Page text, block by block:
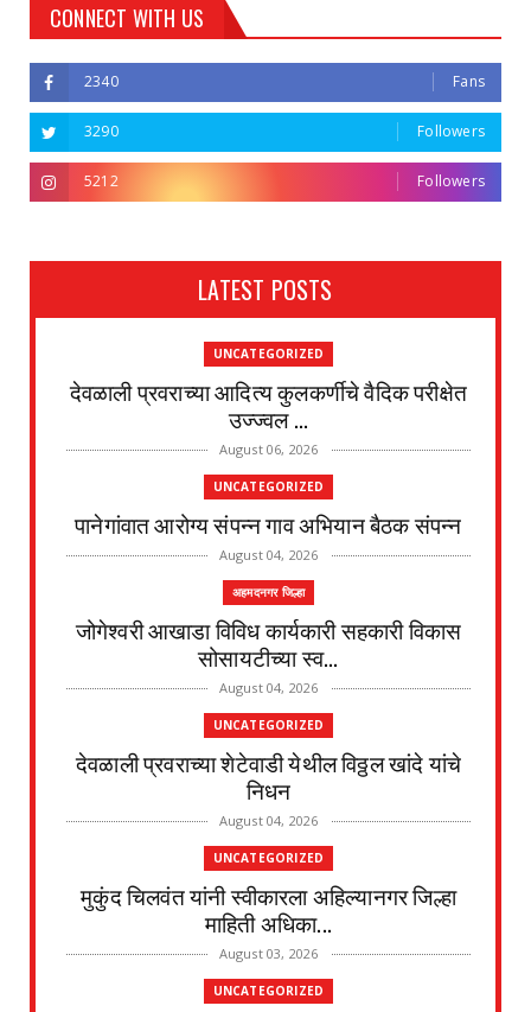
CONNECT WITH US
2340 Fans
3290 Followers
5212 Followers
LATEST POSTS
UNCATEGORIZED
देवळाली प्रवराच्या आदित्य कुलकर्णीचे वैदिक परीक्षेत
उज्ज्वल ...
August 06, 2026
UNCATEGORIZED
पानेगांवात आरोग्य संपन्न गाव अभियान बैठक संपन्न
August 04, 2026
अहमदनगर जिल्हा
जोगेश्वरी आखाडा विविध कार्यकारी सहकारी विकास
सोसायटीच्या स्व...
August 04, 2026
UNCATEGORIZED
देवळाली प्रवराच्या शेटेवाडी येथील विठ्ठल खांदे यांचे
निधन
August 04, 2026
UNCATEGORIZED
मुकुंद चिलवंत यांनी स्वीकारला अहिल्यानगर जिल्हा
माहिती अधिका...
August 03, 2026
UNCATEGORIZED